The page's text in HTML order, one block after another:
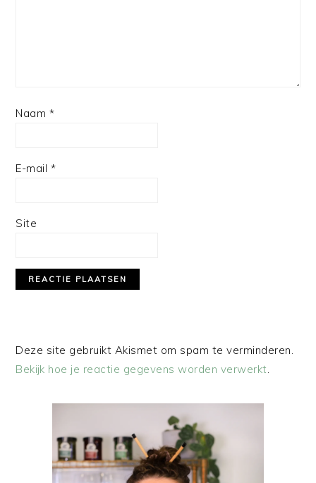
Naam *
E-mail *
Site
Deze site gebruikt Akismet om spam te verminderen.
Bekijk hoe je reactie gegevens worden verwerkt.